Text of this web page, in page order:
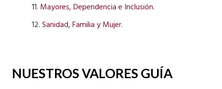
11. Mayores, Dependencia e Inclusión.
12.Sanidad, Familia y Mujer.
NUESTROS VALORES GUÍA